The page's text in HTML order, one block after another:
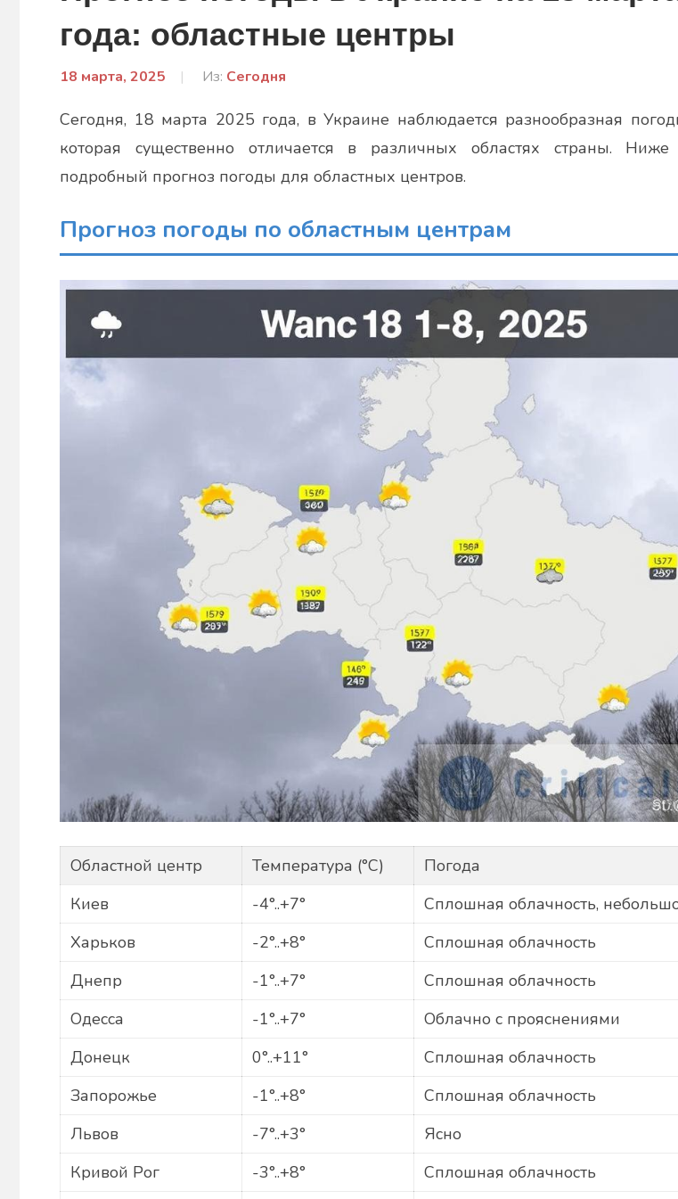
года: областные центры
18 марта, 2025
От:
Из: Сегодня
Сегодня, 18 марта 2025 года, в Украине наблюдается разнообразная
которая существенно отличается в различных областях страны. Ниже
подробный прогноз погоды для областных центров.
Прогноз погоды по областным центрам
Областной центр Температура (°C)
Погода
Киев
-4°..+7°
Сплошная облачность,
Харьков
-2°..+8°
Сплошная облачность
Днепр
-1°..+7°
Сплошная облачность
Одесса
-1°..+7°
Облачно с прояснениями
Донецк
0°..+11°
Сплошная облачность
Запорожье
-1°..+8°
Сплошная облачность
Львов
-7°..+3°
Ясно
Кривой Рог
-3°..+8°
Сплошная облачность